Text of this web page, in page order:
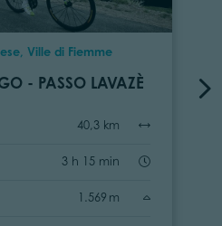
Ville di Fiemme
- PASSO LAVAZÈ
40,3 km
3 h 15 min
1.569 m